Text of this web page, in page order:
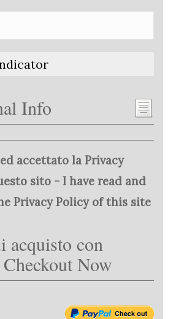
Info
accettato la Privacy
sito - I have read and
Privacy Policy of this site
acquisto con
Now